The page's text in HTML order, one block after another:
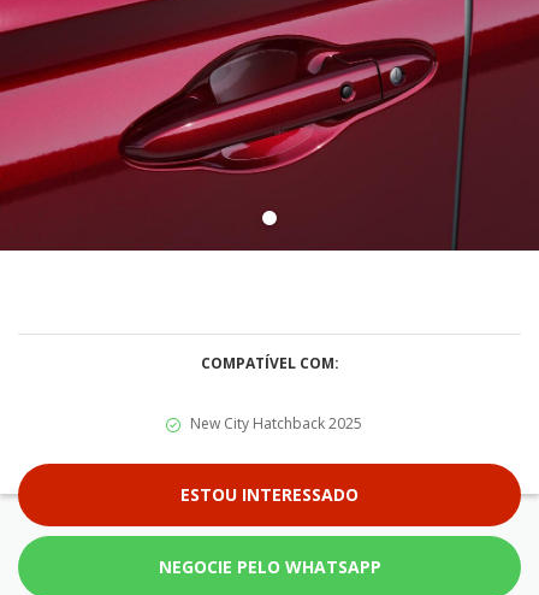
COMPATÍVEL COM:
New City Hatchback 2025
ESTOU INTERESSADO
NEGOCIE PELO WHATSAPP